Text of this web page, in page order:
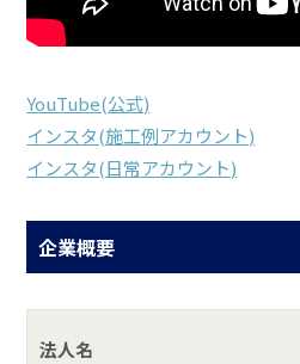
YouTube(公式)
インスタ(施工例アカウント)
インスタ(日常アカウント)
企業概要
法人名